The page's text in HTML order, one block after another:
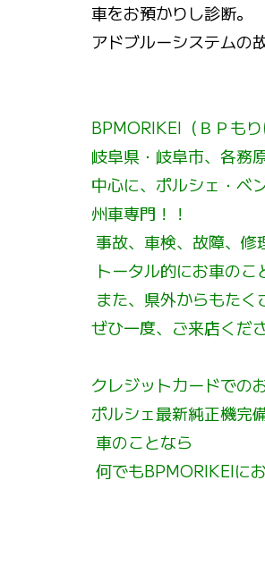
車をお預かりし診断。
アドブルーシステムの
BPMORIKEI （ＢＰも
岐阜県・岐阜市、各務
中心に、ポルシェ・ベ
州車専門！！
事故、車検、故障、修
トータル的にお車のこ
また、県外からもたく
ぜひ一度、ご来店くださ
クレジットカードでの
ポルシェ最新純正機完
車のことなら
何でもBPMORIKEIに